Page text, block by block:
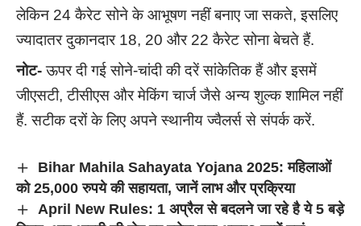
लेकिन 24 कैरेट सोने के आभूषण नहीं बनाए जा सकते, इसलिए
ज्यादातर दुकानदार 18, 20 और 22 कैरेट सोना बेचते हैं.
नोट-ऊपर दी गई सोने-चांदी की दरें सांकेतिक हैं और इसमें
जीएसटी, टीसीएस और मेकिंग चार्ज जैसे अन्य शुल्क शामिल नहीं
हैं. सटीक दरों के लिए अपने स्थानीय ज्वैलर्स से संपर्क करें.
Bihar Mahila Sahayata Yojana 2025: महिलाओं
को 25,000 रुपये की सहायता, जानें लाभ और प्रक्रिया
April New Rules: 1 अप्रैल से बदलने जा रहे है ये 5 बड़े